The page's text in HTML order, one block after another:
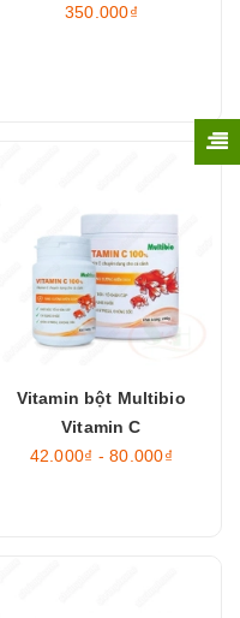
350.000₫
Vitamin bột Multibio
Vitamin C
42.000₫ - 80.000₫